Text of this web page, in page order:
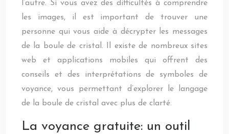
l’autre. Si vous avez des difficultés à comprendre
les images, il est important de trouver une
personne qui vous aide à décrypter les messages
de la boule de cristal. Il existe de nombreux sites
web et applications mobiles qui offrent des
conseils et des interprétations de symboles de
voyance, vous permettant d’explorer le langage
de la boule de cristal avec plus de clarté.
La voyance gratuite: un outil